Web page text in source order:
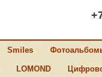
Smiles
LOMOND